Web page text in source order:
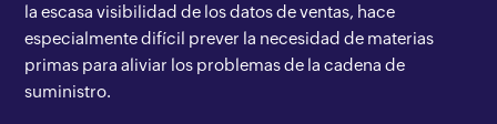
la escasa visibilidad de los datos de ventas, hace
especialmente difícil prever la necesidad de materias
primas para aliviar los problemas de la cadena de
suministro.